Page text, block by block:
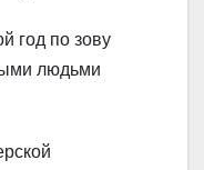
год по зову
людьми